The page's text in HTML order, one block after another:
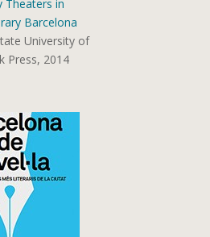
Theaters in
Barcelona
University of
Press, 2014